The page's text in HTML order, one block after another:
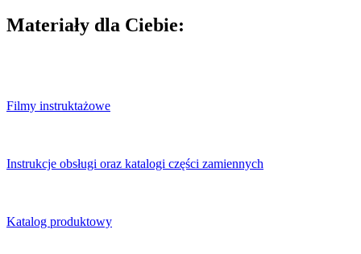
Materiały dla Ciebie:
Filmy instruktażowe
Instrukcje obsługi oraz katalogi części zamiennych
Katalog produktowy